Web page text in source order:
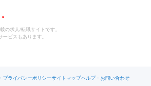
の求人/転職サイトです。
ビスもあります。
プライバシーポリシーサイトマップヘルプ・お問い合わせ